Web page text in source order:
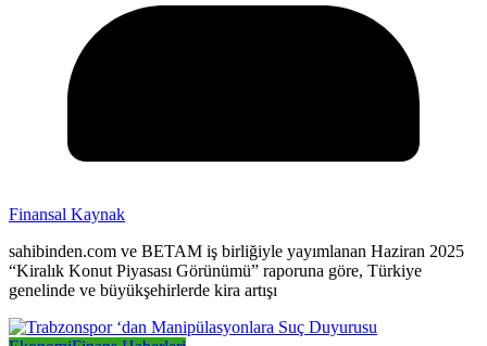
Finansal Kaynak
sahibinden.com ve BETAM iş birliğiyle yayımlanan Haziran 2025
“Kiralık Konut Piyasası Görünümü” raporuna göre, Türkiye
genelinde ve büyükşehirlerde kira artışı